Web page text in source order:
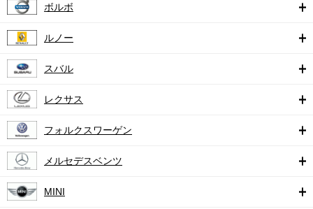
ボルボ
ルノー
スバル
レクサス
フォルクスワーゲン
メルセデスベンツ
MINI